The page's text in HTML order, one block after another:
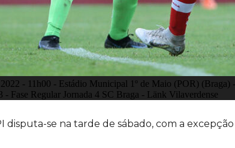
- 11h00 - Estádio Municipal 1º de Maio (POR) (Braga)
- Fase Regular Jornada 4 SC Braga - Länk Vilaverdense
disputa-se na tarde de sábado, com a